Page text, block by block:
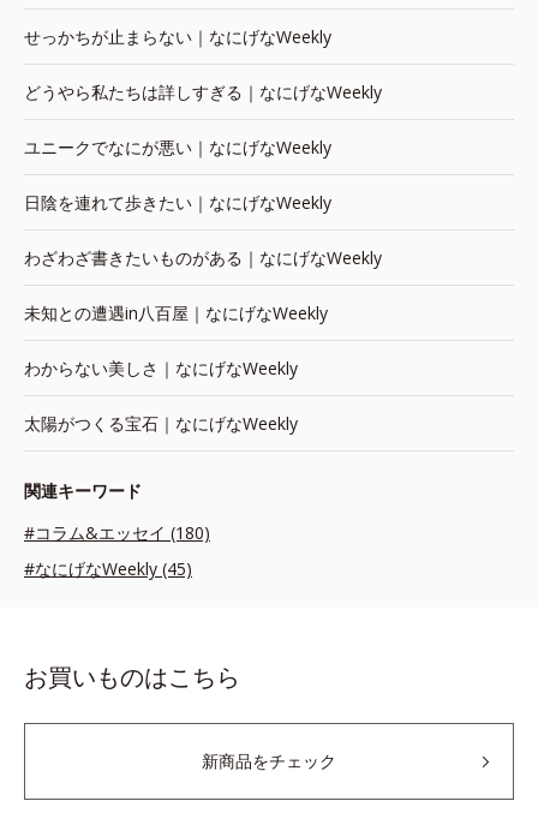
せっかちが止まらない｜なにげなWeekly
どうやら私たちは詳しすぎる｜なにげなWeekly
ユニークでなにが悪い｜なにげなWeekly
日陰を連れて歩きたい｜なにげなWeekly
わざわざ書きたいものがある｜なにげなWeekly
未知との遭遇in八百屋｜なにげなWeekly
わからない美しさ｜なにげなWeekly
太陽がつくる宝石｜なにげなWeekly
関連キーワード
#コラム&エッセイ (180)
#なにげなWeekly (45)
お買いものはこちら
新商品をチェック